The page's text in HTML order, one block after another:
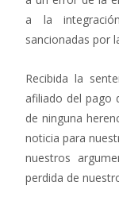
a la
sancionadas por
Recibida la
afiliado del pago
de ninguna
noticia para
nuestros
perdida de